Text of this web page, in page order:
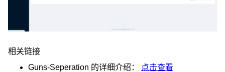
相关链接
Guns-Seperation 的详细介绍： 点击查看